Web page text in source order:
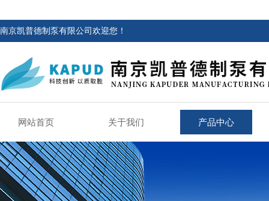
南京凯普德制泵有限公司欢迎您！
网站首页 关于我们 产品中心